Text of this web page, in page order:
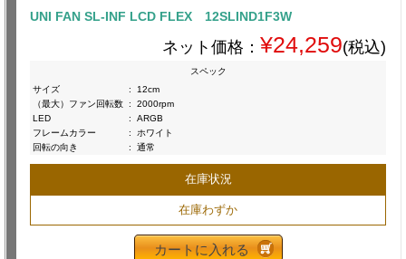
UNI FAN SL-INF LCD FLEX 12SLIND1F3W
ネット価格： ¥24,259(税込)
スペック
サイズ
:
12cm
（最大）ファン回転数 :
2000rpm
LED
:
ARGB
フレームカラー
:
ホワイト
回転の向き
: 通常
在庫状況
在庫わずか
カートに入れる